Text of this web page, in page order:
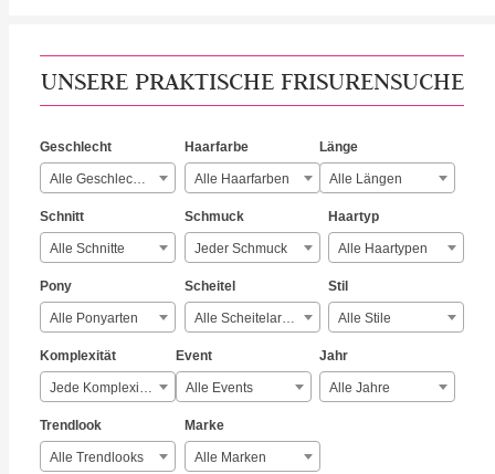
UNSERE PRAKTISCHE FRISURENSUCHE
Geschlecht
Alle Geschlechter
Haarfarbe
Alle Haarfarben
Länge
Alle Längen
Schnitt
Alle Schnitte
Schmuck
Jeder Schmuck
Haartyp
Alle Haartypen
Pony
Alle Ponyarten
Scheitel
Alle Scheitelarten
Stil
Alle Stile
Komplexität
Jede Komplexität
Event
Alle Events
Jahr
Alle Jahre
Trendlook
Alle Trendlooks
Marke
Alle Marken